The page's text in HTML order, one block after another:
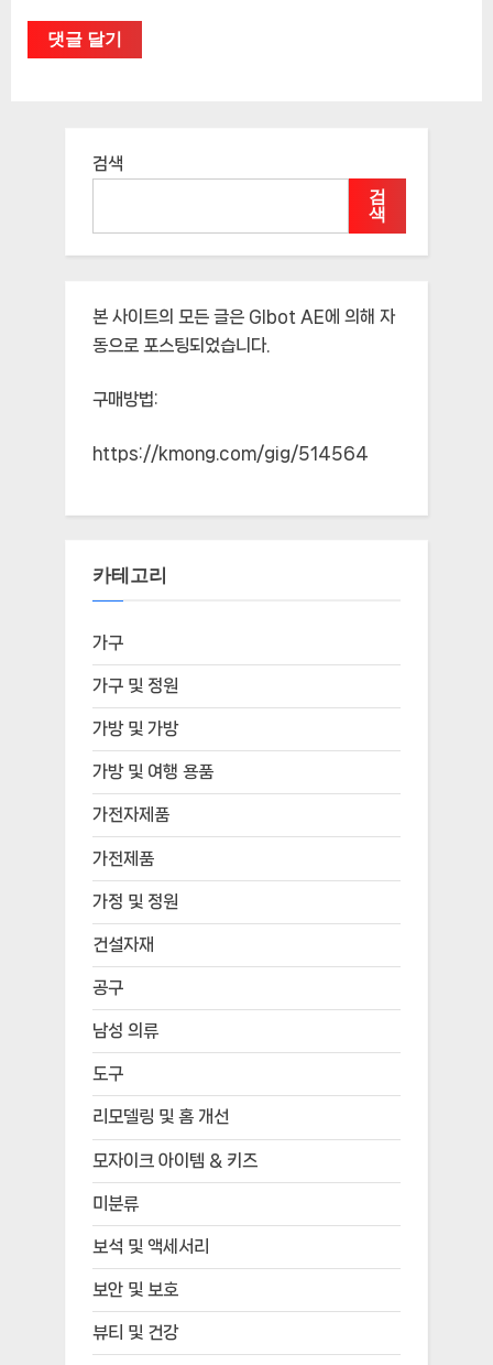
검색
검
색
본 사이트의 모든 글은 Glbot AE에 의해 자
동으로 포스팅되었습니다.
구매방법:
https://kmong.com/gig/514564
카테고리
가구
가구 및 정원
가방 및 가방
가방 및 여행 용품
가전자제품
가전제품
가정 및 정원
건설자재
공구
남성 의류
도구
리모델링 및 홈 개선
모자이크 아이템 & 키즈
미분류
보석 및 액세서리
보안 및 보호
뷰티 및 건강